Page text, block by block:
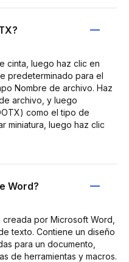
cinta, luego haz clic en
predeterminado para el
Nombre de archivo. Haz
archivo, y luego
como el tipo de
miniatura, luego haz clic
Word?
por Microsoft Word,
texto. Contiene un diseño
para un documento,
de herramientas y macros.